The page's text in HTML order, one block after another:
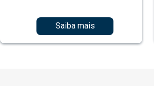
Saiba mais